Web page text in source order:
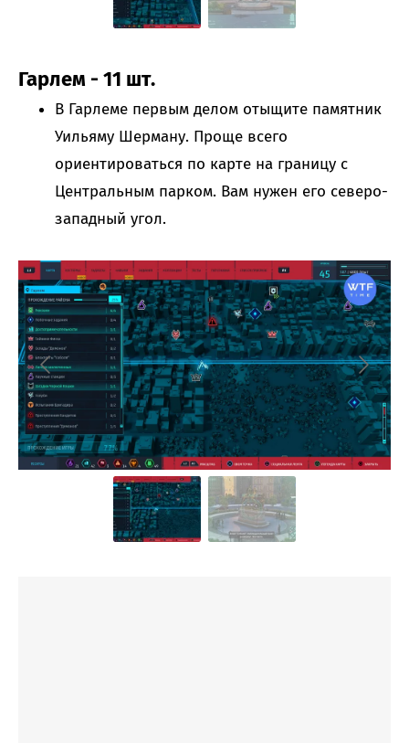
Гарлем - 11 шт.
В Гарлеме первым делом отыщите памятник
Уильяму Шерману. Проще всего
ориентироваться по карте на границу с
Центральным парком. Вам нужен его северо-
западный угол.